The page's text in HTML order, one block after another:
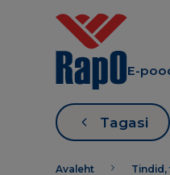
E-
Tagasi
Avaleht Tindid,